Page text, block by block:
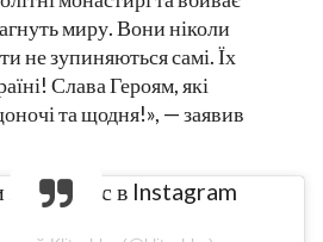
миру. Вони ніколи
не зупиняються самі. Їх
Слава Героям, які
та щодня!», — заявив
цей допис в Instagram